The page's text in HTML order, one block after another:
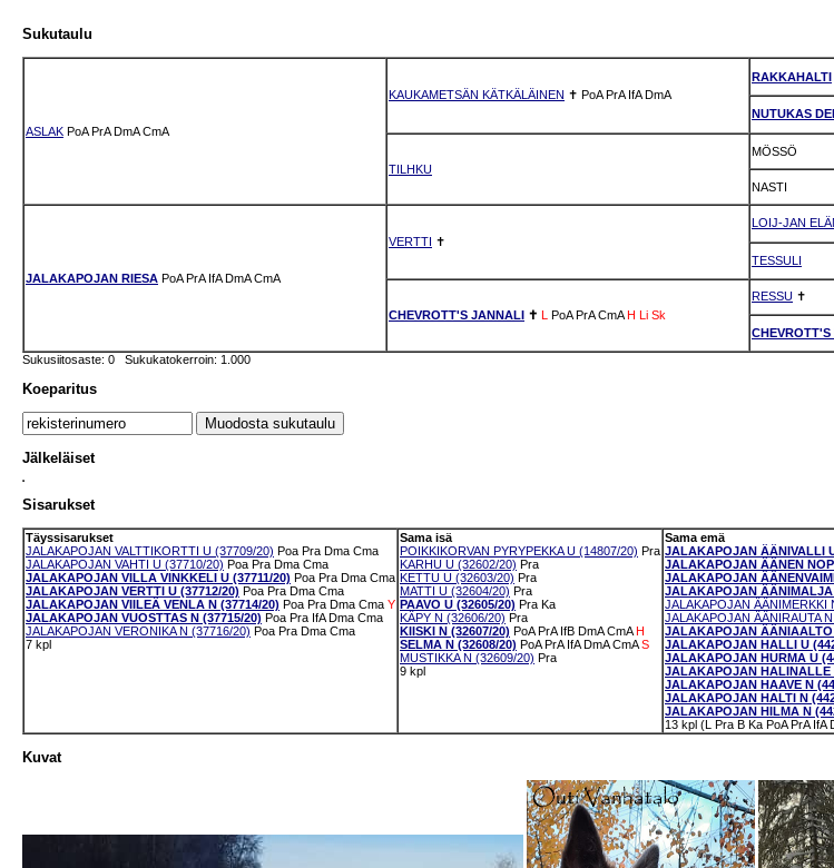
Sukutaulu
ASLAK PoA PrA DmA CmA
KAUKAMETSÄN KÄTKÄLÄINEN ✝ PoA PrA IfA DmA
RAKKAHALTI
NUTUKAS
TILHKU
MÖSSÖ
NASTI
JALAKAPOJAN RIESA PoA PrA IfA DmA CmA
VERTTI ✝
LOIJ-JAN
TESSULI
CHEVROTT'S JANNALI ✝ L PoA PrA CmA H Li Sk
RESSU ✝
Sukusiitosaste: 0 Sukukatokerroin: 1.000
Koeparitus
Jälkeläiset
Sisarukset
Täyssisarukset
JALAKAPOJAN VALTTIKORTTI U (37709/20) Poa Pra Dma Cma
JALAKAPOJAN VAHTI U (37710/20) Poa Pra Dma Cma
JALAKAPOJAN VILLA VINKKELI U (37711/20) Poa Pra Dma Cma
JALAKAPOJAN VERTTI U (37712/20) Poa Pra Dma Cma
JALAKAPOJAN VIILEÄ VENLA N (37714/20) Poa Pra Dma Cma Y
JALAKAPOJAN VUOSTTAS N (37715/20) Poa Pra IfA Dma Cma
JALAKAPOJAN VERONIKA N (37716/20) Poa Pra Dma Cma
7 kpl
Sama isä
POIKKIKORVAN PYRYPEKKA U (14807/20) Pra
KARHU U (32602/20) Pra
KETTU U (32603/20) Pra
MATTI U (32604/20) Pra
PAAVO U (32605/20) Pra Ka
KÄPY N (32606/20) Pra
KIISKI N (32607/20) PoA PrA IfB DmA CmA H
SELMA N (32608/20) PoA PrA IfA DmA CmA S
MUSTIKKA N (32609/20) Pra
9 kpl
Sama emä
JALAKAPOJAN ÄÄNIVALLI
JALAKAPOJAN ÄÄNEN
JALAKAPOJAN
JALAKAPOJAN ÄÄNIMALJA
JALAKAPOJAN ÄÄNIMERKKI
JALAKAPOJAN ÄÄNIRAUTA
JALAKAPOJAN ÄÄNIAALTO
JALAKAPOJAN HALLI U
JALAKAPOJAN HURMA U
JALAKAPOJAN HALINALLE
JALAKAPOJAN HAAVE N
JALAKAPOJAN HALTI N
JALAKAPOJAN HILMA N
13 kpl (L Pra B Ka PoA PrA IfA
Kuvat